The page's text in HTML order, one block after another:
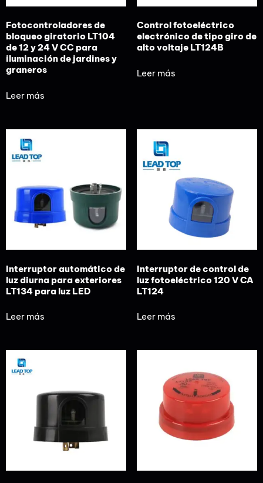
Fotocontroladores de
bloqueo giratorio LT104
de 12 y 24 V CC para
iluminación de jardines y
graneros
Leer más
Control fotoeléctrico
electrónico de tipo giro de
alto voltaje LT124B
Leer más
Interruptor automático de
luz diurna para exteriores
LT134 para luz LED
Leer más
Interruptor de control de
luz fotoeléctrico 120 V CA
LT124
Leer más